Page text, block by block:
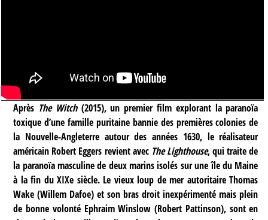
Après The Witch (2015), un premier film explorant la paranoïa
toxique d’une famille puritaine bannie des premières colonies de
la Nouvelle-Angleterre autour des années 1630, le réalisateur
américain Robert Eggers revient avec The Lighthouse, qui traite de
la paranoïa masculine de deux marins isolés sur une île du Maine
à la fin du XIXe siècle. Le vieux loup de mer autoritaire Thomas
Wake (Willem Dafoe) et son bras droit inexpérimenté mais plein
de bonne volonté Ephraim Winslow (Robert Pattinson), sont en